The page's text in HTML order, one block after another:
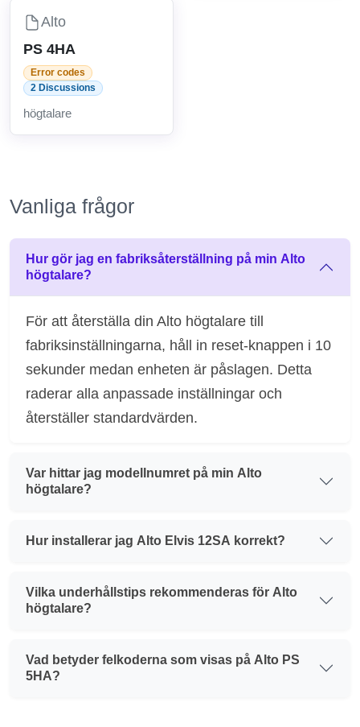
Alto
PS 4HA
Error codes
2 Discussions
högtalare
Vanliga frågor
Hur gör jag en fabriksåterställning på min Alto
högtalare?
För att återställa din Alto högtalare till
fabriksinställningarna, håll in reset-knappen i 10
sekunder medan enheten är påslagen. Detta
raderar alla anpassade inställningar och
återställer standardvärden.
Var hittar jag modellnumret på min Alto
högtalare?
Hur installerar jag Alto Elvis 12SA korrekt?
Vilka underhållstips rekommenderas för Alto
högtalare?
Vad betyder felkoderna som visas på Alto PS
5HA?